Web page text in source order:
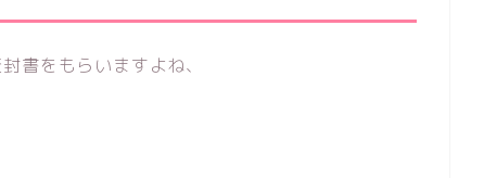
書をもらいますよね、